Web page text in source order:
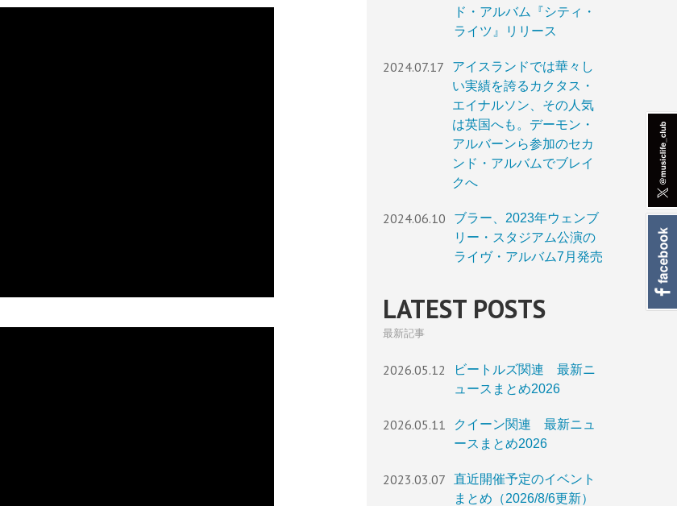
ド・アルバム『シティ・
ライツ』リリース
2024.07.17
アイスランドでは華々し
い実績を誇るカクタス・
エイナルソン、その人気
は英国へも。デーモン・
アルバーンら参加のセカ
ンド・アルバムでブレイ
クへ
2024.06.10
ブラー、2023年ウェンブ
リー・スタジアム公演の
ライヴ・アルバム7月発売
LATEST POSTS
最新記事
2026.05.12
ビートルズ関連 最新ニ
ュースまとめ2026
2026.05.11
クイーン関連 最新ニュ
ースまとめ2026
2023.03.07
直近開催予定のイベント
まとめ（2026/8/6更新）